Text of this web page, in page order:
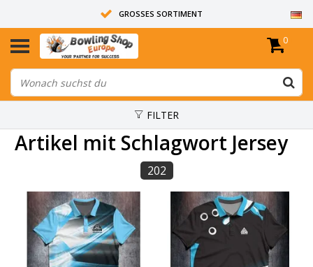
GROSSES SORTIMENT
14 TAGE RÜCKGABERECHT
ALLE BOWLINGKUGELN SIND UNGEBOHRT
0
FILTER
Artikel mit Schlagwort Jersey
202